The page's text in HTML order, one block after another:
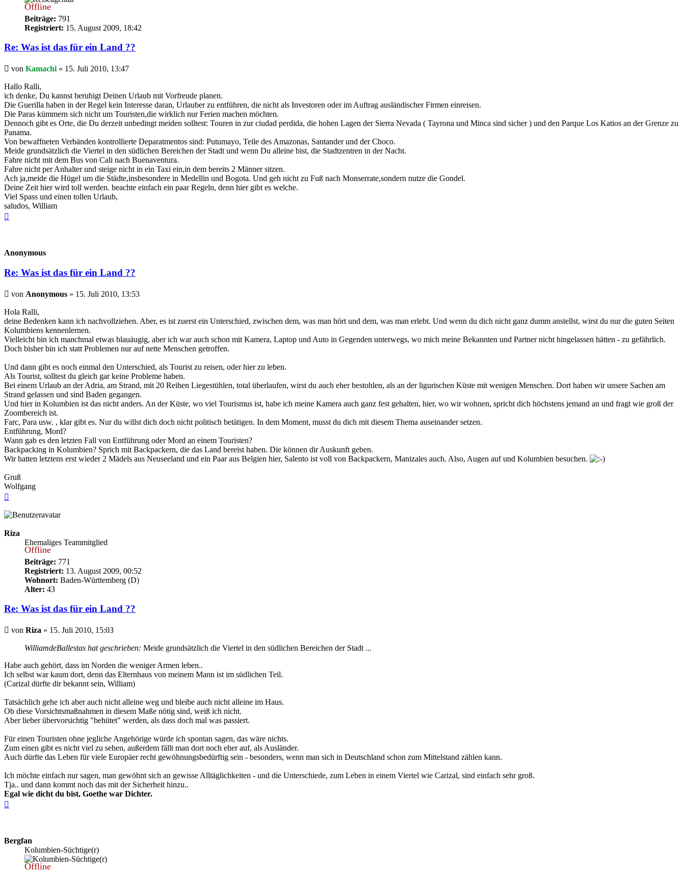
Offline
Beiträge: 791
Registriert: 15. August 2009, 18:42
Re: Was ist das für ein Land ??
Beitrag
von Kamachi » 15. Juli 2010, 13:47
Hallo Ralli,
ich denke, Du kannst beruhigt Deinen Urlaub mit Vorfreude planen.
Die Guerilla haben in der Regel kein Interesse daran, Urlauber zu entführen, die nicht als Investoren oder im Auftrag ausländischer Firmen einreisen.
Die Paras kümmern sich nicht um Touristen,die wirklich nur Ferien machen möchten.
Dennoch gibt es Orte, die Du derzeit unbedingt meiden solltest: Touren in zur ciudad perdida, die hohen Lagen der Sierra Nevada ( Tayrona und Minca sind sicher ) und den Parque Los Katios an der Grenze zu
Panama.
Von bewaffneten Verbänden kontrollierte Deparatmentos sind: Putumayo, Teile des Amazonas, Santander und der Choco.
Meide grundsätzlich die Viertel in den südlichen Bereichen der Stadt und wenn Du alleine bist, die Stadtzentren in der Nacht.
Fahre nicht mit dem Bus von Cali nach Buenaventura.
Fahre nicht per Anhalter und steige nicht in ein Taxi ein,in dem bereits 2 Männer sitzen.
Ach ja,meide die Hügel um die Städte,insbesondere in Medellin und Bogota. Und geh nicht zu Fuß nach Monserrate,sondern nutze die Gondel.
Deine Zeit hier wird toll werden. beachte einfach ein paar Regeln, denn hier gibt es welche.
Viel Spass und einen tollen Urlaub,
saludos, William
Anonymous
Re: Was ist das für ein Land ??
Beitrag
von Anonymous » 15. Juli 2010, 13:53
Hola Ralli,
deine Bedenken kann ich nachvollziehen. Aber, es ist zuerst ein Unterschied, zwischen dem, was man hört und dem, was man erlebt. Und wenn du dich nicht ganz dumm anstellst, wirst du nur die guten Seiten
Kolumbiens kennenlernen.
Vielleicht bin ich manchmal etwas blauäugig, aber ich war auch schon mit Kamera, Laptop und Auto in Gegenden unterwegs, wo mich meine Bekannten und Partner nicht hingelassen hätten - zu gefährlich.
Doch bisher bin ich statt Problemen nur auf nette Menschen getroffen.
Und dann gibt es noch einmal den Unterschied, als Tourist zu reisen, oder hier zu leben.
Als Tourist, solltest du gleich gar keine Probleme haben.
Bei einem Urlaub an der Adria, am Strand, mit 20 Reihen Liegestühlen, total überlaufen, wirst du auch eher bestohlen, als an der ligurischen Küste mit wenigen Menschen. Dort haben wir unsere Sachen am
Strand gelassen und sind Baden gegangen.
Und hier in Kolumbien ist das nicht anders. An der Küste, wo viel Tourismus ist, habe ich meine Kamera auch ganz fest gehalten, hier, wo wir wohnen, spricht dich höchstens jemand an und fragt wie groß der
Zoombereich ist.
Farc, Para usw. , klar gibt es. Nur du willst dich doch nicht politisch betätigen. In dem Moment, musst du dich mit diesem Thema auseinander setzen.
Entführung, Mord?
Wann gab es den letzten Fall von Entführung oder Mord an einem Touristen?
Backpacking in Kolumbien? Sprich mit Backpackern, die das Land bereist haben. Die können dir Auskunft geben.
Wir hatten letztens erst wieder 2 Mädels aus Neuseeland und ein Paar aus Belgien hier, Salento ist voll von Backpackern, Manizales auch. Also, Augen auf und Kolumbien besuchen.
Gruß
Wolfgang
Riza
Ehemaliges Teammitglied
Offline
Beiträge: 771
Registriert: 13. August 2009, 00:52
Wohnort: Baden-Württemberg (D)
Alter: 43
Re: Was ist das für ein Land ??
Beitrag
von Riza » 15. Juli 2010, 15:03
WilliamdeBallestas hat geschrieben: Meide grundsätzlich die Viertel in den südlichen Bereichen der Stadt ...
Habe auch gehört, dass im Norden die weniger Armen leben..
Ich selbst war kaum dort, denn das Elternhaus von meinem Mann ist im südlichen Teil.
(Carizal dürfte dir bekannt sein, William)
Tatsächlich gehe ich aber auch nicht alleine weg und bleibe auch nicht alleine im Haus.
Ob diese Vorsichtsmaßnahmen in diesem Maße nötig sind, weiß ich nicht.
Aber lieber übervorsichtig "behütet" werden, als dass doch mal was passiert.
Für einen Touristen ohne jegliche Angehörige würde ich spontan sagen, das wäre nichts.
Zum einen gibt es nicht viel zu sehen, außerdem fällt man dort noch eher auf, als Ausländer.
Auch dürfte das Leben für viele Europäer recht gewöhnungsbedürftig sein - besonders, wenn man sich in Deutschland schon zum Mittelstand zählen kann.
Ich möchte einfach nur sagen, man gewöhnt sich an gewisse Alltäglichkeiten - und die Unterschiede, zum Leben in einem Viertel wie Carizal, sind einfach sehr groß.
Tja.. und dann kommt noch das mit der Sicherheit hinzu..
Egal wie dicht du bist, Goethe war Dichter.
Bergfan
Kolumbien-Süchtige(r)
Offline